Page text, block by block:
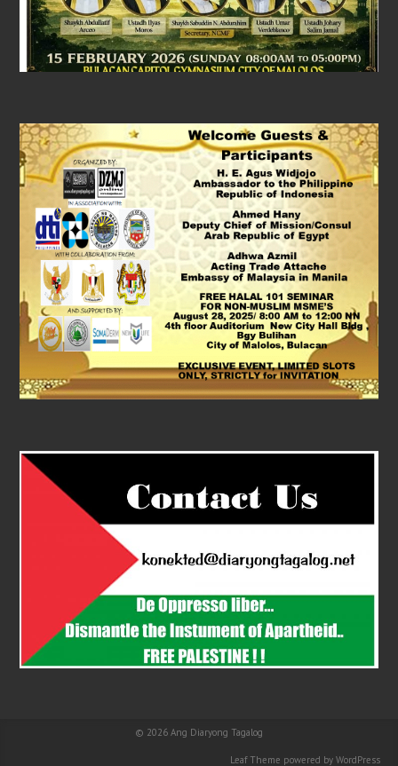
© 2026 Ang Diaryong Tagalog
Leaf Theme powered by WordPress